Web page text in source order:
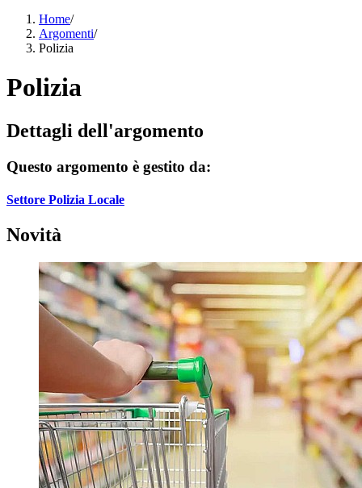
Home/
Argomenti/
Polizia
Polizia
Dettagli dell'argomento
Questo argomento è gestito da:
Settore Polizia Locale
Novità